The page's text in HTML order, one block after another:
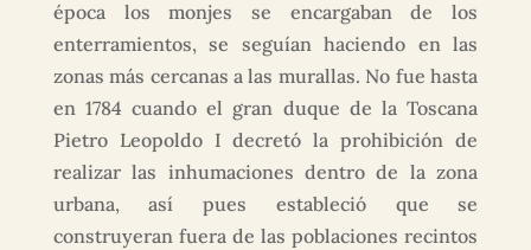
época los monjes se encargaban de los
enterramientos, se seguían haciendo en las
zonas más cercanas a las murallas. No fue hasta
en 1784 cuando el gran duque de la Toscana
Pietro Leopoldo I decretó la prohibición de
realizar las inhumaciones dentro de la zona
urbana, así pues estableció que se
construyeran fuera de las poblaciones recintos